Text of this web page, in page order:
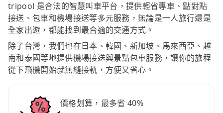
tripool 是合法的智慧叫車平台，提供輕省專車、點對點
接送、包車和機場接送等多元服務，無論是一人旅行還是
全家出遊，都能找到最合適的交通方式。
除了台灣，我們也在日本、韓國、新加坡、馬來西亞、越
南和泰國等地提供機場接送與景點包車服務，讓你的旅程
從下飛機開始就無縫接軌，方便又省心。
價格划算，最多省 40%